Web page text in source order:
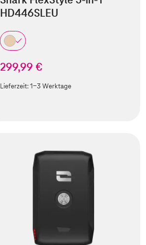
HD446SLEU
299,99 €
Lieferzeit:1-3 Werktage